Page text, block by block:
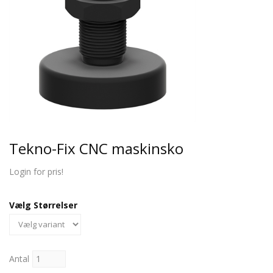
Tekno-Fix CNC maskinsko
Login for pris!
Vælg Størrelser
Antal